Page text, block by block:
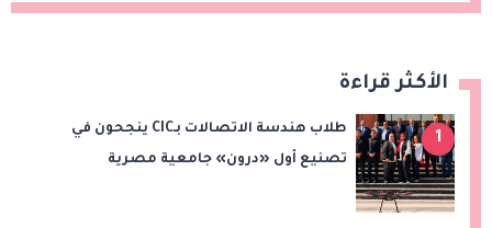
الأكثر قراءة
1
طلاب هندسة الاتصالات بـCIC ينجحون في
تصنيع أول «درون» جامعية مصرية